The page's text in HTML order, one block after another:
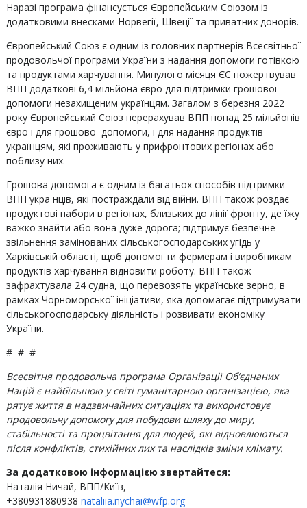
Наразі програма фінансується Європейським Союзом із
додатковими внесками Норвегії, Швеції та приватних донорів.
Європейський Союз є одним із головних партнерів Всесвітньої
продовольчої програми України з надання допомоги готівкою
та продуктами харчування. Минулого місяця ЄС пожертвував
ВПП додаткові 6,4 мільйона євро для підтримки грошової
допомоги незахищеним українцям. Загалом з березня 2022
року Європейський Союз перерахував ВПП понад 25 мільйонів
євро і для грошової допомоги, і для надання продуктів
українцям, які проживають у прифронтових регіонах або
поблизу них.
Грошова допомога є одним із багатьох способів підтримки
ВПП українців, які постраждали від війни. ВПП також роздає
продуктові набори в регіонах, близьких до лінії фронту, де їжу
важко знайти або вона дуже дорога; підтримує безпечне
звільнення замінованих сільськогосподарських угідь у
Харківській області, щоб допомогти фермерам і виробникам
продуктів харчування відновити роботу. ВПП також
зафрахтувала 24 судна, що перевозять українське зерно, в
рамках Чорноморської ініціативи, яка допомагає підтримувати
сільськогосподарську діяльність і розвивати економіку
України.
# # #
Всесвітня продовольча програма Організації Об’єднаних
Націй є найбільшою у світі гуманітарною організацією, яка
рятує життя в надзвичайних ситуаціях та використовує
продовольчу допомогу для побудови шляху до миру,
стабільності та процвітання для людей, які відновлюються
після конфліктів, стихійних лих та наслідків зміни клімату.
За додатковою інформацією звертайтеся:
Наталія Ничай, ВПП/Київ,
+380931880938 nataliia.nychai@wfp.org